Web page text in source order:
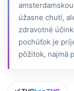
úžasne chutí,
zdravotné
pochúťok je
pôžitok, najmä